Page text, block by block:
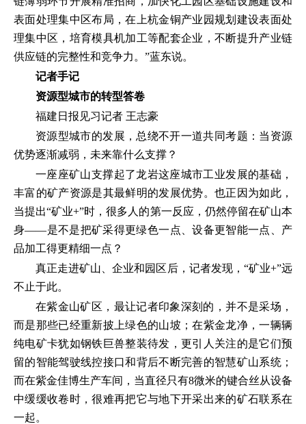
表面处理集中区布局，在上杭金铜产业园规划建设表面处
理集中区，培育模具机加工等配套企业，不断提升产业链
供应链的完整性和竞争力。”蓝东说。
记者手记
资源型城市的转型答卷
福建日报见习记者 王志豪
资源型城市的发展，总绕不开一道共同考题：当资源
优势逐渐减弱，未来靠什么支撑？
一座座矿山支撑起了龙岩这座城市工业发展的基础，
丰富的矿产资源是其最鲜明的发展优势。也正因为如此，
当提出“矿业+”时，很多人的第一反应，仍然停留在矿山本
身——是不是把矿采得更绿色一点、设备更智能一点、产
品加工得更精细一点？
真正走进矿山、企业和园区后，记者发现，“矿业+”远
不止于此。
在紫金山矿区，最让记者印象深刻的，并不是采场，
而是那些已经重新披上绿色的山坡；在紫金龙净，一辆辆
纯电矿卡犹如钢铁巨兽整装待发，更引人关注的是它们预
留的智能驾驶线控接口和背后不断完善的智慧矿山系统；
而在紫金佳博生产车间，当直径只有8微米的键合丝从设备
中缓缓收卷时，很难再把它与地下开采出来的矿石联系在
一起。